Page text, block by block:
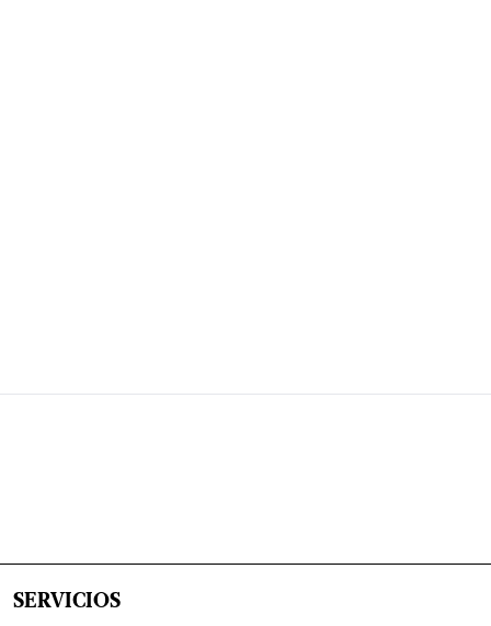
SERVICIOS